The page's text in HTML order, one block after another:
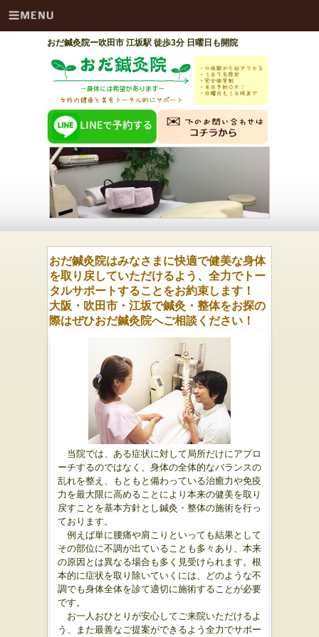
おだ鍼灸院ー吹田市 江坂駅 徒歩3分 日曜日も開院
おだ鍼灸院はみなさまに快適で健美な身体
を取り戻していただけるよう、 全力でトー
タルサポートすることをお約束します！
大阪・吹田市・江坂で鍼灸・整体をお探の
際はぜひおだ鍼灸院へご相談ください！
当院では、ある症状に対して局所だけにアプロ
ーチするのではなく、身体の全体的なバランスの
乱れを整え、もともと備わっている治癒力や免疫
力を最大限に高めることにより本来の健美を取り
戻すことを基本方針とし鍼灸・整体の施術を行っ
ております。
例えば単に腰痛や肩こりといっても結果として
その部位に不調が出ていることも多々あり、本来
の原因とは異なる場合も多く見受けられます。根
本的に症状を取り除いていくには、どのような不
調でも身体全体を診て適切に施術することが必要
です。
お一人おひとりが安心してご来院いただけるよ
う、また最善なご提案ができるよう全力でサポー